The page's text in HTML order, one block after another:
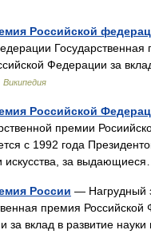
Российской
Федерации за
Википедия
Российской
премии
с 1992 года
искусства, за
России — Нагрудный
премия
за вклад в развитие